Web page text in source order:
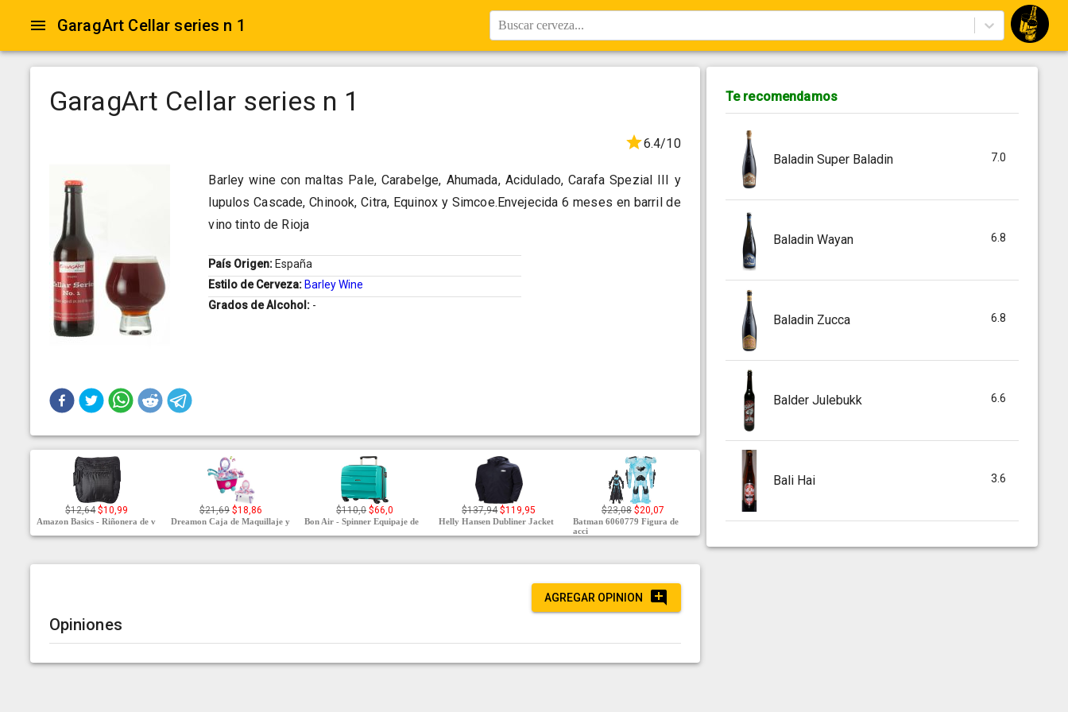
GaragArt Cellar series n 1 Buscar cerveza...
GaragArt Cellar series n 1
6.4/10
Barley wine con maltas Pale, Carabelge, Ahumada, Acidulado, Carafa Spezial III y
lupulos Cascade, Chinook, Citra, Equinox y Simcoe.Envejecida 6 meses en barril de
vino tinto de Rioja
País Origen: España
Estilo de Cerveza: Barley Wine
Grados de Alcohol: -
$12,64 $10,99
Amazon Basics - Riñonera de v
$21,69 $18,86
Dreamon Caja de Maquillaje y
$110,0 $66,0
Bon Air - Spinner Equipaje de
$137,94 $119,95
Helly Hansen Dubliner Jacket
$23,08 $20,07
Batman 6060779 Figura de
acci
AGREGAR OPINION
Opiniones
Te recomendamos
Baladin Super Baladin 7.0
Baladin Wayan 6.8
Baladin Zucca 6.8
Balder Julebukk 6.6
Bali Hai 3.6